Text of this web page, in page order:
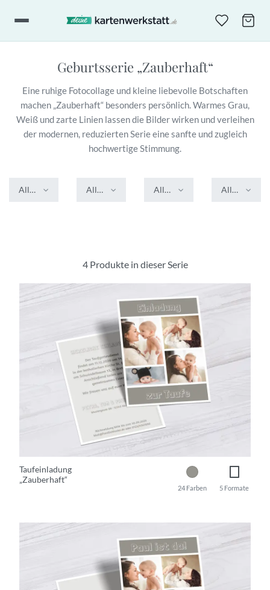
Geburtsserie „Zauberhaft“
Eine ruhige Fotocollage und kleine liebevolle Botschaften
machen „Zauberhaft“ besonders persönlich. Warmes Grau,
Weiß und zarte Linien lassen die Bilder wirken und verleihen
der modernen, reduzierten Serie eine sanfte und zugleich
hochwertige Stimmung.
Alle Farben Alle Formate Alle VeredelungenAlle Stile
4 Produkte in dieser Serie
Taufeinladung
„Zauberhaft“
5 Formate
24 Farben